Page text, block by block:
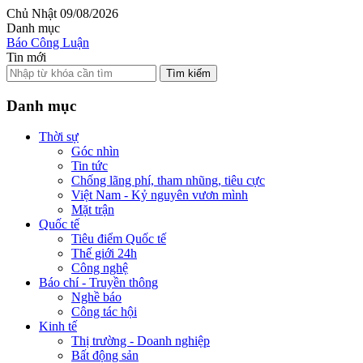
Chủ Nhật 09/08/2026
Danh mục
Báo Công Luận
Tin mới
Tìm kiếm
Danh mục
Thời sự
Góc nhìn
Tin tức
Chống lãng phí, tham nhũng, tiêu cực
Việt Nam - Kỷ nguyên vươn mình
Mặt trận
Quốc tế
Tiêu điểm Quốc tế
Thế giới 24h
Công nghệ
Báo chí - Truyền thông
Nghề báo
Công tác hội
Kinh tế
Thị trường - Doanh nghiệp
Bất động sản